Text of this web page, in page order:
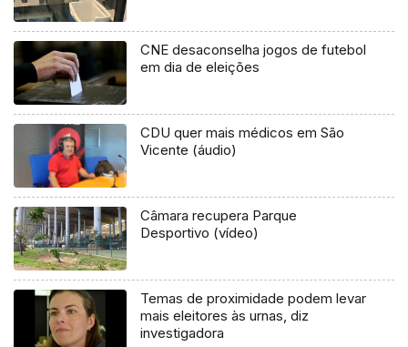
CNE desaconselha jogos de futebol
em dia de eleições
CDU quer mais médicos em São
Vicente (áudio)
Câmara recupera Parque
Desportivo (vídeo)
Temas de proximidade podem levar
mais eleitores às urnas, diz
investigadora